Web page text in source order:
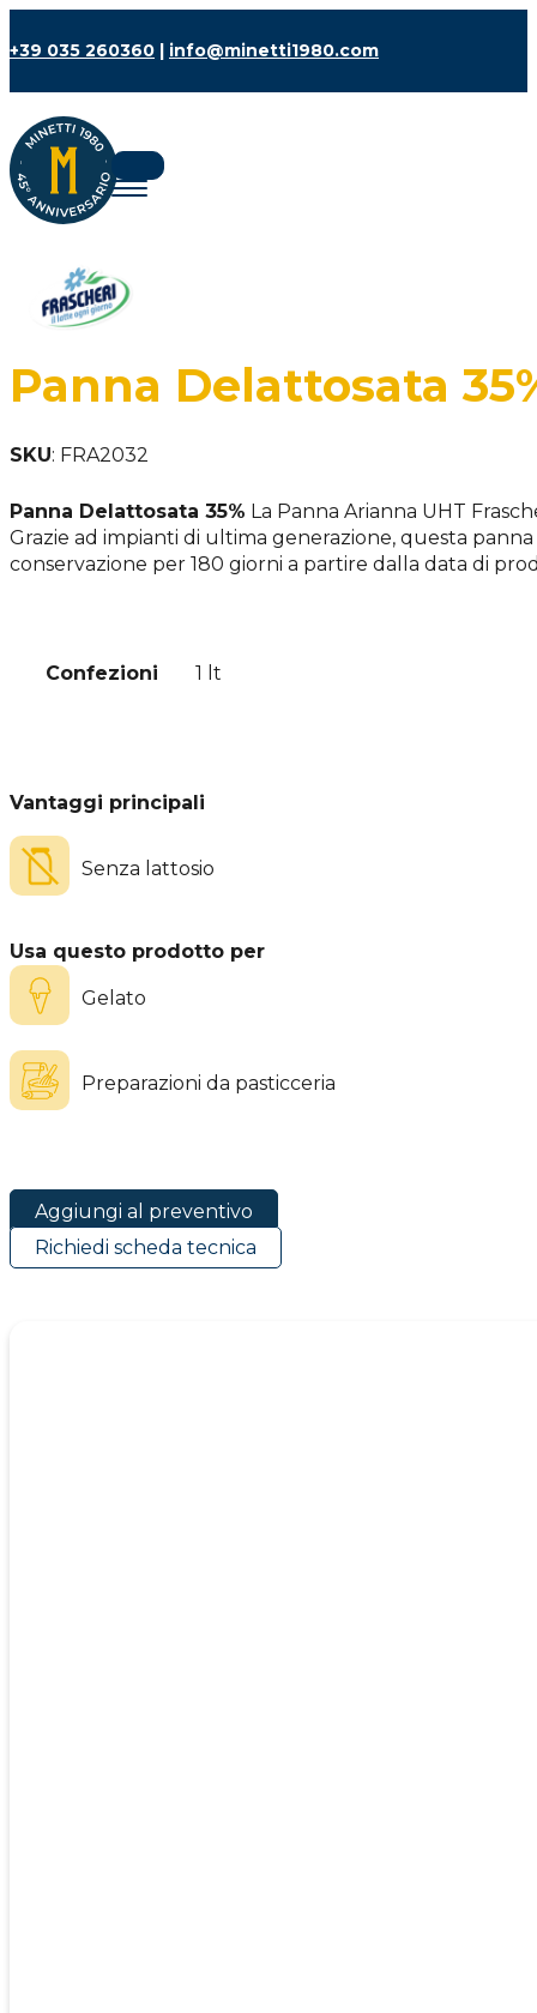
+39 035 260360 | info@minetti1980.com
Panna Delattosata
SKU: FRA2032
Panna Delattosata 35% La Panna Arianna UHT
Grazie ad impianti di ultima generazione, questa
conservazione per 180 giorni a partire dalla data di
Confezioni 1 lt
Vantaggi principali
Senza lattosio
Usa questo prodotto per
Gelato
Preparazioni da pasticceria
Aggiungi al preventivo
Richiedi scheda tecnica